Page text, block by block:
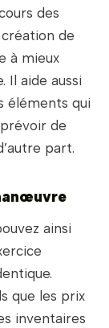
des
de
à mieux
Il aide aussi
éléments qui
de
part.
ainsi
que les prix
inventaires